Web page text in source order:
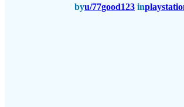
byu/77good123 in